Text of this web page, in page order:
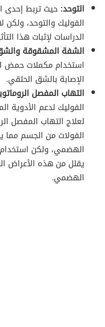
التوحد:حيث تربط
الفوليك والتوحد، ولكن
الدراسات لإثبات هذا
الشفة المشقوقة
استخدام مكملات حمض
الإصابة بالشق الحلقي.
التهاب المفصل
الفوليك لدعم الأدوية
لعلاج التهاب المفصل
الفولات من الجسم
الهضمي، ولكن
يقلل من هذه الأعراض
الهضمي.